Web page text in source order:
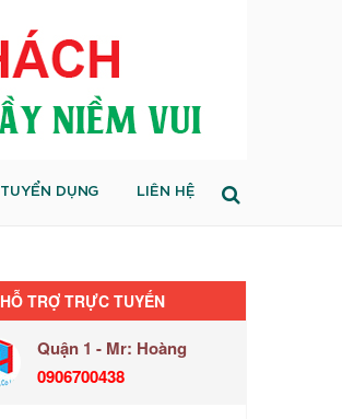
TUYỂN DỤNG LIÊN HỆ
HỖ TRỢ TRỰC TUYẾN
Quận 1 - Mr: Hoàng
0906700438